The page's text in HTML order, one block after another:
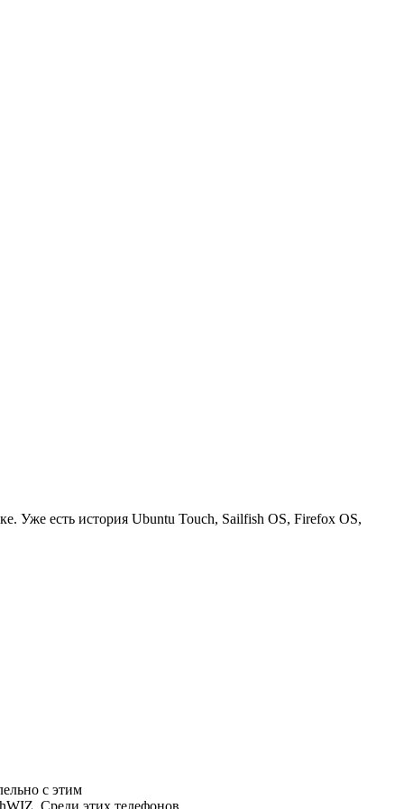
Уже есть история Ubuntu Touch, Sailfish OS, Firefox OS,
с этим
Среди этих телефонов